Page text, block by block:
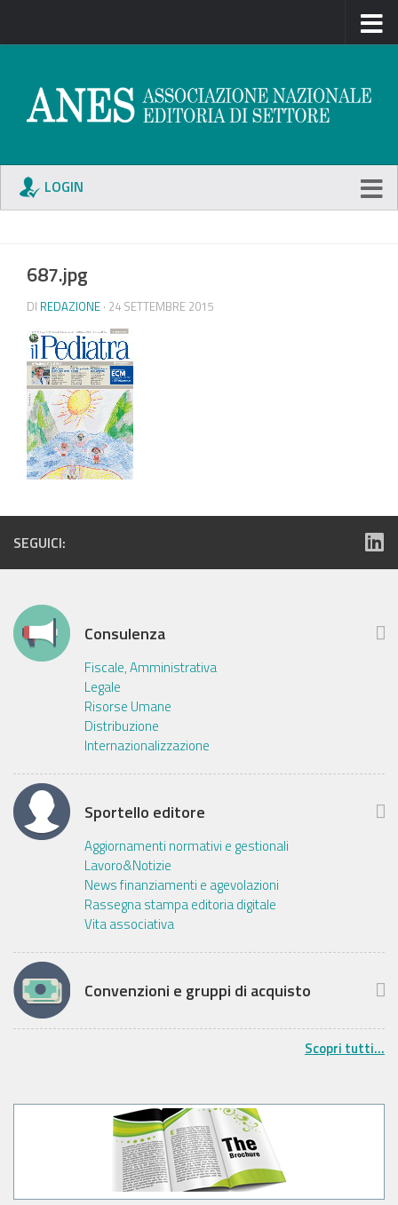
LOGIN
687.jpg
DI REDAZIONE · 24 SETTEMBRE 2015
SEGUICI:
Consulenza
Fiscale, Amministrativa
Legale
Risorse Umane
Distribuzione
Internazionalizzazione
Sportello editore
Aggiornamenti normativi e gestionali
Lavoro&Notizie
News finanziamenti e agevolazioni
Rassegna stampa editoria digitale
Vita associativa
Convenzioni e gruppi di acquisto
Scopri tutti...